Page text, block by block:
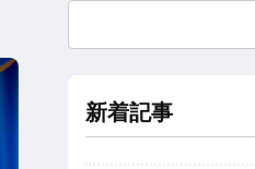
新着記事